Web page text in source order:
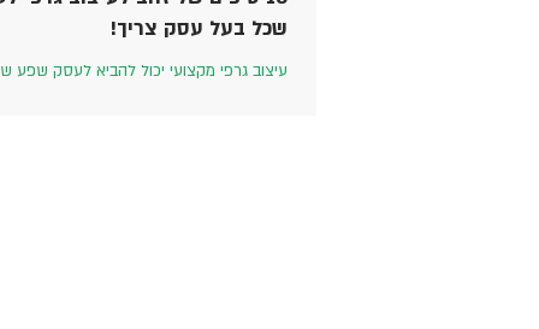
שכל בעל עסק צריך!
עיצוב גרפי מקצועי יכול להביא לעסק שפע של